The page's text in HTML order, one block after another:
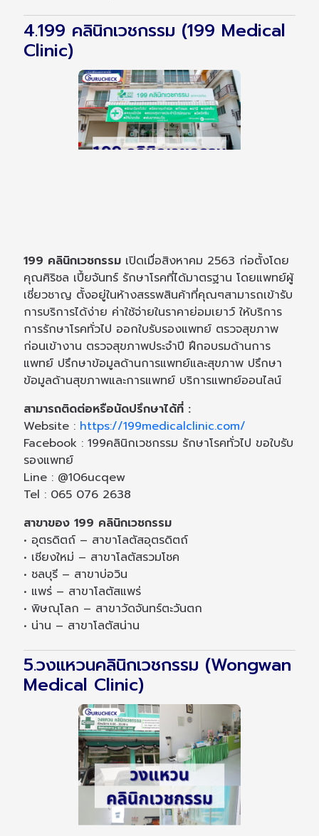
4.199 คลินิกเวชกรรม (199 Medical
Clinic)
199 คลินิกเวชกรรม เปิดเมื่อสิงหาคม 2563 ก่อตั้งโดย
คุณศิริชล เปี้ยจันทร์ รักษาโรคที่ได้มาตรฐาน โดยแพทย์ผู้
เชี่ยวชาญ ตั้งอยู่ในห้างสรรพสินค้าที่คุณๆสามารถเข้ารับ
การบริการได้ง่าย ค่าใช้จ่ายในราคาย่อมเยาว์ ให้บริการ
การรักษาโรคทั่วไป ออกใบรับรองแพทย์ ตรวจสุขภาพ
ก่อนเข้างาน ตรวจสุขภาพประจำปี ฝึกอบรมด้านการ
แพทย์ ปรึกษาข้อมูลด้านการแพทย์และสุขภาพ ปรึกษา
ข้อมูลด้านสุขภาพและการแพทย์ บริการแพทย์ออนไลน์
สามารถติดต่อหรือนัดปรึกษาได้ที่ :
Website : https://199medicalclinic.com/
Facebook : 199คลินิกเวชกรรม รักษาโรคทั่วไป ขอใบรับ
รองแพทย์
Line : @106ucqew
Tel : 065 076 2638
สาขาของ 199 คลินิกเวชกรรม
• อุตรดิตถ์ – สาขาโลตัสอุตรดิตถ์
• เชียงใหม่ – สาขาโลตัสรวมโชค
• ชลบุรี – สาขาบ่อวิน
• แพร่ – สาขาโลตัสแพร่
• พิษณุโลก – สาขาวัดจันทร์ตะวันตก
• น่าน – สาขาโลตัสน่าน
5.วงแหวนคลินิกเวชกรรม (Wongwan
Medical Clinic)